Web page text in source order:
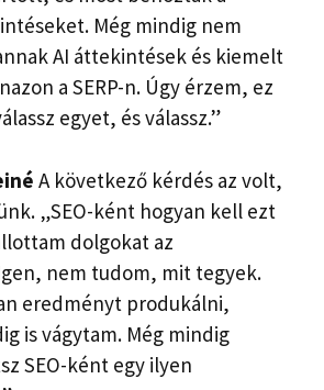
Még mindig nem
AI áttekintések és kiemelt
a SERP-n. Úgy érzem, ez
egyet, és válassz.”
A következő kérdés az volt,
„SEO-ként hogyan kell ezt
dolgokat az
nem tudom, mit tegyek.
eredményt produkálni,
is vágytam. Még mindig
SEO-ként egy ilyen